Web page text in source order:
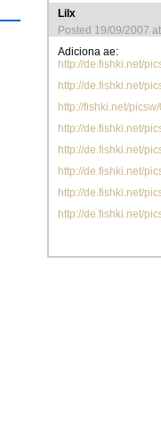
Lilx
Posted 19/09/2007
Adiciona ae:
http://de.fishki.net/
http://de.fishki.net/
http://fishki.net/
http://de.fishki.net/
http://de.fishki.net/
http://de.fishki.net/
http://de.fishki.net/
http://de.fishki.net/